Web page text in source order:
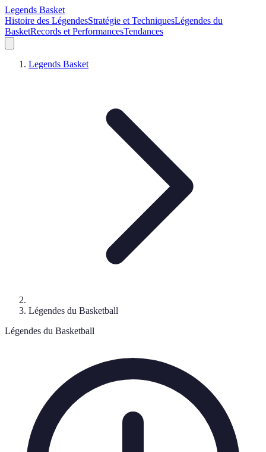
Legends Basket
Histoire des LégendesStratégie et TechniquesLégendes du
BasketRecords et PerformancesTendances
Legends Basket
Légendes du Basketball
Légendes du Basketball